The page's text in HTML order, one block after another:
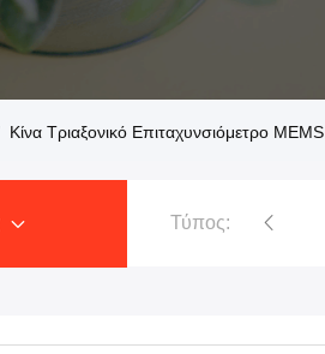
Κίνα Τριαξονικό Επιταχυνσιόμετρο MEMS
Τύπος:
Inclinometer αισθητήρων κλίσης